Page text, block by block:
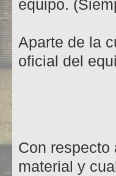
equipo.
Aparte de la
oficial del
Con respecto
material y